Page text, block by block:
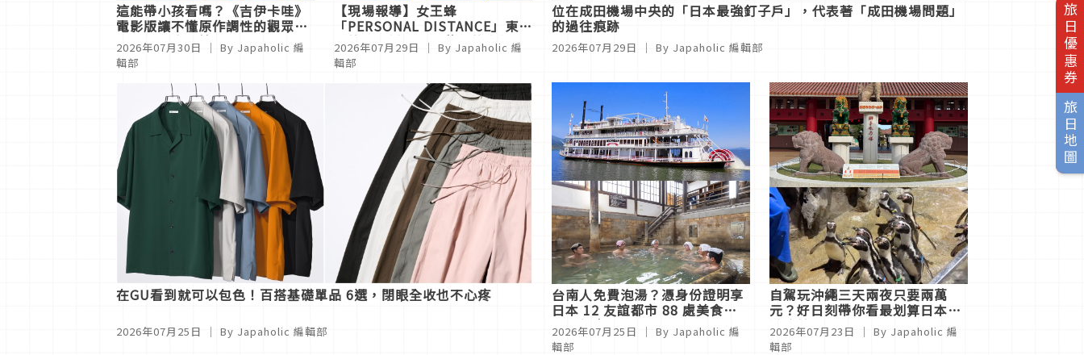
旅日優惠券
旅日地圖
這能帶小孩看嗎？《吉伊卡哇》
電影版讓不懂原作調性的觀眾嚇
傻？話題度持續上升中！
2026年07月30日
｜ By Japaholic 編
輯部
【現場報導】女王蜂
「PERSONAL DISTANCE」東京
最終場震撼落幕！萬人的寂靜震
耳欲聾
2026年07月29日
｜ By Japaholic 編
輯部
位在成田機場中央的「日本最強釘子戶」，代表著「成田機場問題」
的過往痕跡
2026年07月29日 ｜ By Japaholic 編輯部
在GU看到就可以包色！百搭基礎單品 6選，閉眼全收也不心疼
2026年07月25日 ｜ By Japaholic 編輯部
台南人免費泡湯？憑身份證明享
日本 12 友誼都市 88 處美食、
景點優惠！
2026年07月25日
｜ By Japaholic 編
輯部
自駕玩沖繩三天兩夜只要兩萬
元？好日刻帶你看最划算日本旅
遊路線！
2026年07月23日
｜ By Japaholic 編
輯部